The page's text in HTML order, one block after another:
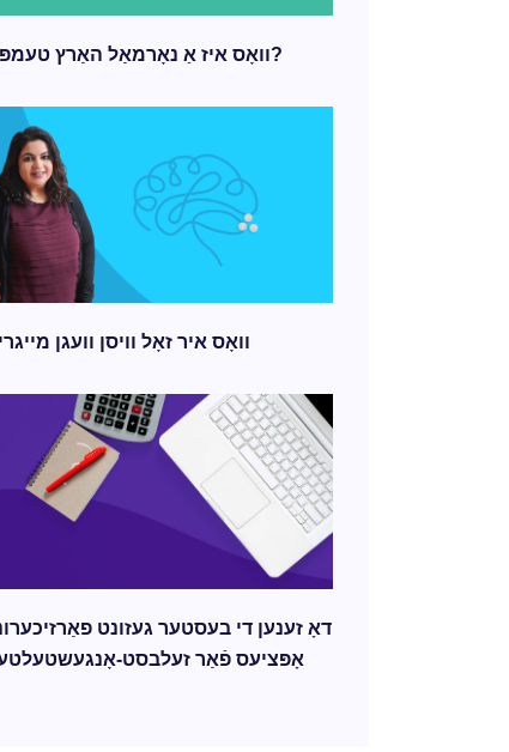
וואָס איז אַ נאָרמאַל האַרץ טעמפּאָ?
וואָס איר זאָל וויסן וועגן
דאָ זענען די בעסטער געזונט
אָפּציעס פֿאַר זעלבסט-